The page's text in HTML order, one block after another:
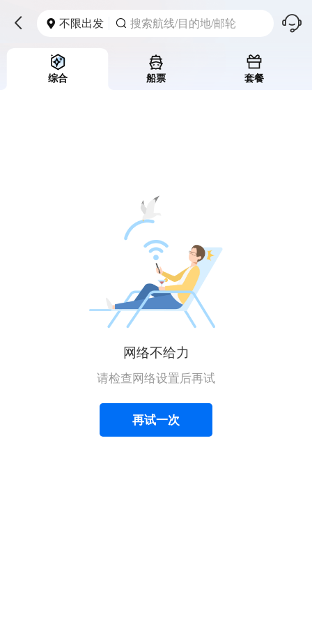
  不限出发  搜索航线/目的地/邮轮 󱪩
综合 船票 套餐
网络不给力
请检查网络设置后再试
再试一次